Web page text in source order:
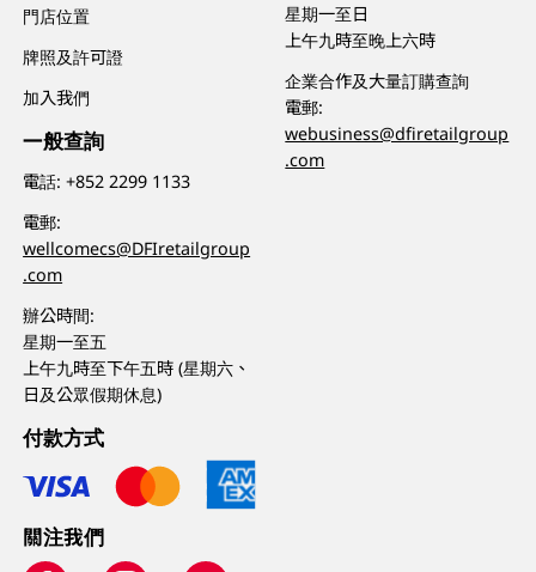
門店位置
牌照及許可證
加入我們
一般查詢
電話:+852 2299 1133
電郵:
wellcomecs@DFIretailgroup
.com
辦公時間:
星期一至五
上午九時至下午五時 (星期六、
日及公眾假期休息)
星期一至日
上午九時至晚上六時
企業合作及大量訂購查詢
電郵:
webusiness@dfiretailgroup
.com
付款方式
關注我們